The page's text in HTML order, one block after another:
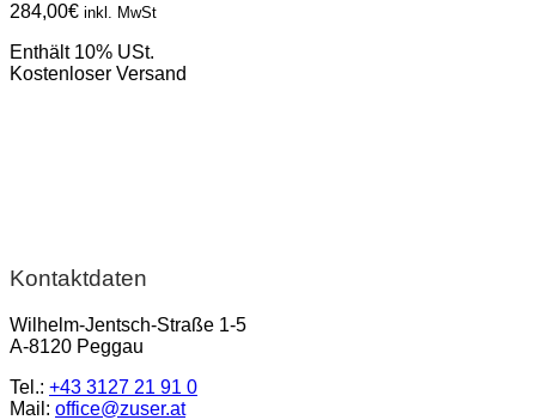
284,00€ inkl. MwSt
Enthält 10% USt.
Kostenloser Versand
Kontaktdaten
Wilhelm-Jentsch-Straße 1-5
A-8120 Peggau
Tel.: +43 3127 21 91 0
Mail: office@zuser.at